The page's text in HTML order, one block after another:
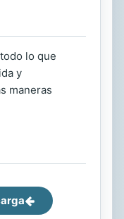
lo que
y
maneras